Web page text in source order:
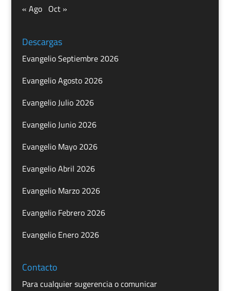
« Ago Oct »
Descargas
Evangelio Septiembre 2026
Evangelio Agosto 2026
Evangelio Julio 2026
Evangelio Junio 2026
Evangelio Mayo 2026
Evangelio Abril 2026
Evangelio Marzo 2026
Evangelio Febrero 2026
Evangelio Enero 2026
Contacto
Para cualquier sugerencia o comunicar